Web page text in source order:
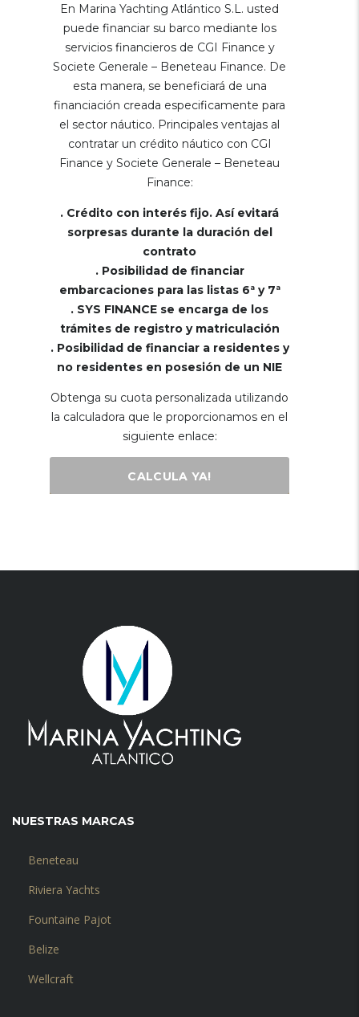
En Marina Yachting Atlántico S.L. usted
puede financiar su barco mediante los
servicios financieros de CGI Finance y
Societe Generale – Beneteau Finance. De
esta manera, se beneficiará de una
financiación creada especificamente para
el sector náutico. Principales ventajas al
contratar un crédito náutico con CGI
Finance y Societe Generale – Beneteau
Finance:
. Crédito con interés fijo. Así evitará
sorpresas durante la duración del
contrato
. Posibilidad de financiar
embarcaciones para las listas 6ª y 7ª
. SYS FINANCE se encarga de los
trámites de registro y matriculación
. Posibilidad de financiar a residentes y
no residentes en posesión de un NIE
Obtenga su cuota personalizada utilizando
la calculadora que le proporcionamos en el
siguiente enlace:
CALCULA YA!
NUESTRAS MARCAS
Beneteau
Riviera Yachts
Fountaine Pajot
Belize
Wellcraft